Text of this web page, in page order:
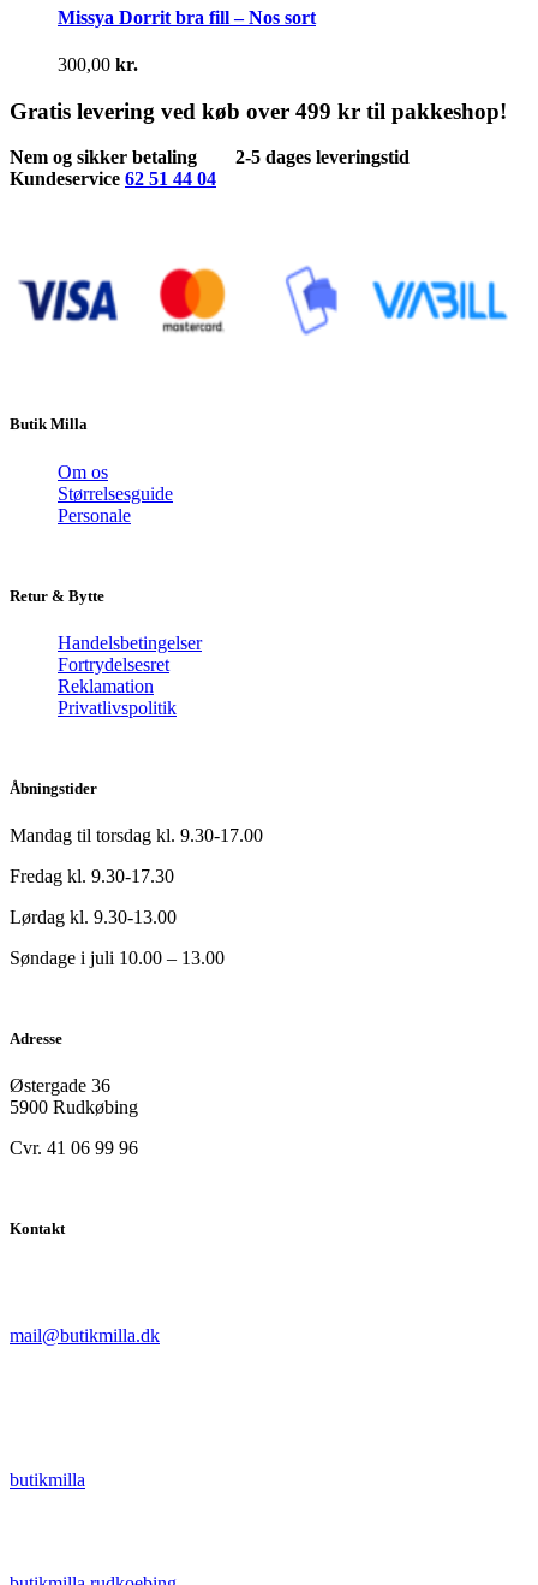
varesiden
har
flere
vælges
varesiden
Missya Dorrit bra fill – Nos sort
300,00 kr.
Gratis levering ved køb over 499 kr til pakkeshop!
Nem og sikker betaling
2-5 dages leveringstid
Kundeservice 62 51 44 04
Butik Milla
Om os
Størrelsesguide
Personale
Retur & Bytte
Handelsbetingelser
Fortrydelsesret
Reklamation
Privatlivspolitik
Åbningstider
Mandag til torsdag kl. 9.30-17.00
Fredag kl. 9.30-17.30
Lørdag kl. 9.30-13.00
Søndage i juli 10.00 – 13.00
Adresse
Østergade 36
5900 Rudkøbing
Cvr. 41 06 99 96
Kontakt
mail@butikmilla.dk
butikmilla